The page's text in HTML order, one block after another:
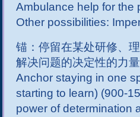
Ambulance help for the
Other possibilities:
锚：停留在某处研修、
解决问题的决定性的力
Anchor staying in one
starting to learn) (900-
power of determination